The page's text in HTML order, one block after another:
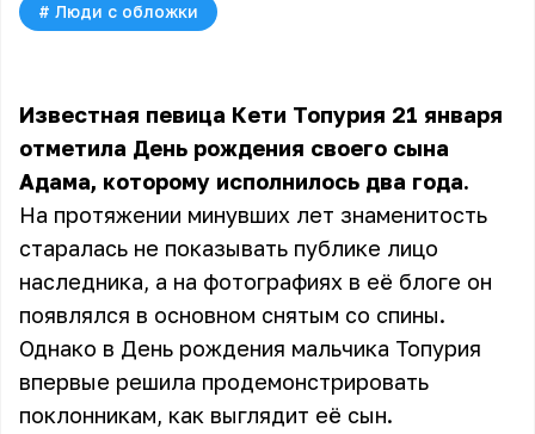
# Люди с обложки
Известная певица Кети Топурия 21 января
отметила День рождения своего сына
Адама, которому исполнилось два года.
На протяжении минувших лет знаменитость
старалась не показывать публике лицо
наследника, а на фотографиях в её блоге он
появлялся в основном снятым со спины.
Однако в День рождения мальчика Топурия
впервые решила продемонстрировать
поклонникам, как выглядит её сын.